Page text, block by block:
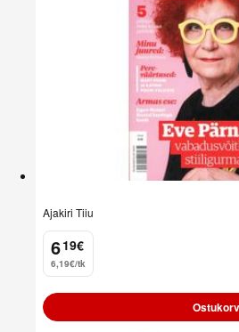
Ajakiri Tiiu
6
. 19€
6,19€/tk